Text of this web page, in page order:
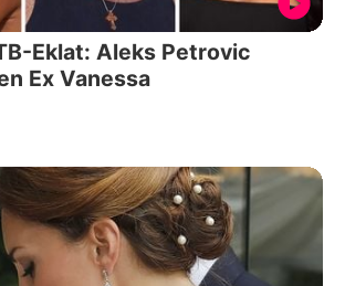
Eklat: Aleks Petrovic
Ex Vanessa